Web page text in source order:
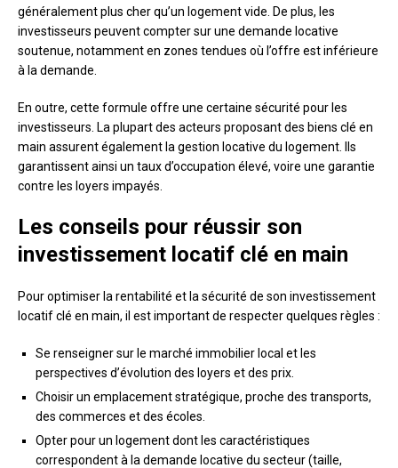
généralement plus cher qu’un logement vide. De plus, les
investisseurs peuvent compter sur une demande locative
soutenue, notamment en zones tendues où l’offre est inférieure
à la demande.
En outre, cette formule offre une certaine sécurité pour les
investisseurs. La plupart des acteurs proposant des biens clé en
main assurent également la gestion locative du logement. Ils
garantissent ainsi un taux d’occupation élevé, voire une garantie
contre les loyers impayés.
Les conseils pour réussir son
investissement locatif clé en main
Pour optimiser la rentabilité et la sécurité de son investissement
locatif clé en main, il est important de respecter quelques règles :
Se renseigner sur le marché immobilier local et les
perspectives d’évolution des loyers et des prix.
Choisir un emplacement stratégique, proche des transports,
des commerces et des écoles.
Opter pour un logement dont les caractéristiques
correspondent à la demande locative du secteur (taille,